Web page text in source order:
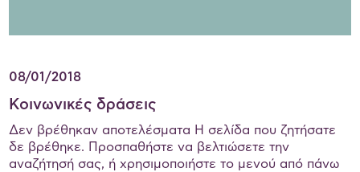
08/01/2018
Κοινωνικές δράσεις
Δεν βρέθηκαν αποτελέσματα Η σελίδα που ζητήσατε
δε βρέθηκε. Προσπαθήστε να βελτιώσετε την
αναζήτησή σας, ή χρησιμοποιήστε το μενού από πάνω